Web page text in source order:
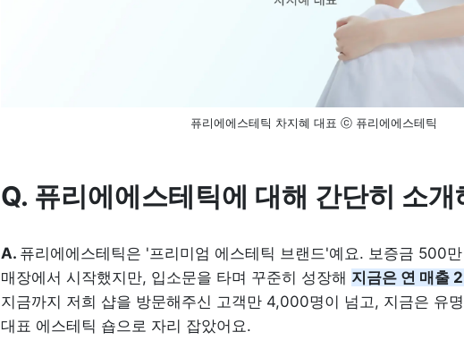
퓨리에에스테틱 차지혜 대표 ⓒ 퓨리에에스테틱
Q. 퓨리에에스테틱에 대해 간단히 소개
A. 퓨리에에스테틱은 '프리미엄 에스테틱 브랜드'예요. 보증금 500
매장에서 시작했지만, 입소문을 타며 꾸준히 성장해 지금은 연 매출
지금까지 저희 샵을 방문해주신 고객만 4,000명이 넘고, 지금은 유
대표 에스테틱 숍으로 자리 잡았어요.